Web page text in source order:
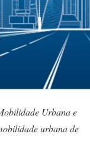
Urbana e
urbana de